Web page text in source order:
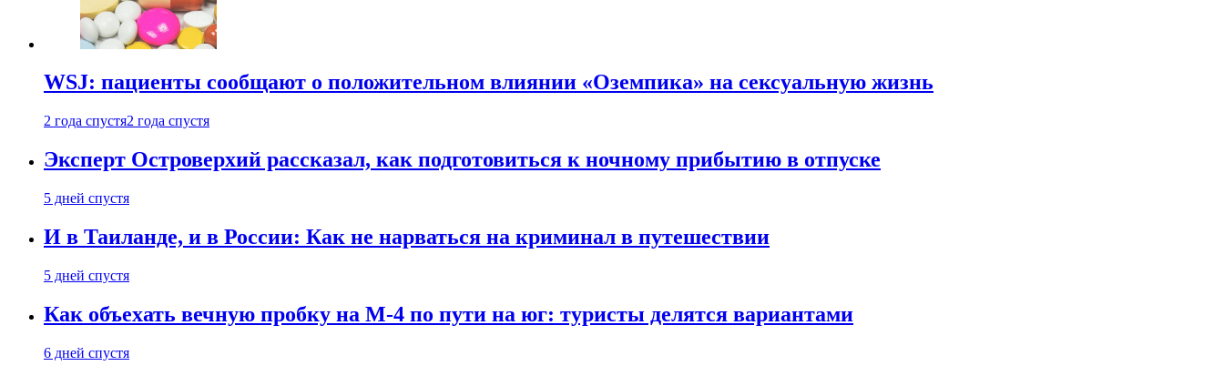
WSJ: пациенты сообщают о положительном влиянии «Оземпика» на сексуальную жизнь
2 года спустя2 года спустя
Эксперт Островерхий рассказал, как подготовиться к ночному прибытию в отпуске
5 дней спустя
И в Таиланде, и в России: Как не нарваться на криминал в путешествии
5 дней спустя
Как объехать вечную пробку на М-4 по пути на юг: туристы делятся вариантами
6 дней спустя